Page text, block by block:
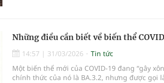
Những điều cần biết về biến thể
14:57 | 31/03/2026
Tin tức
Một biến thể mới của COVID-19 đang “gây
chính thức của nó là BA.3.2, nhưng được gọi là